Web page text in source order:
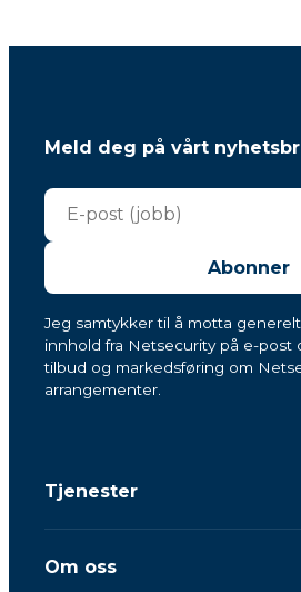
Meld deg på vårt
Abonner
Jeg samtykker til å motta
innhold fra Netsecurity på e-post
tilbud og markedsføring om
arrangementer.
Tjenester
Om oss